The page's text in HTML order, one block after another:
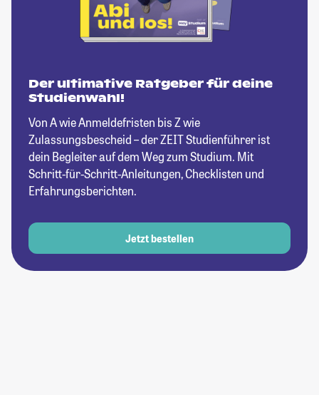
Der ultimative Ratgeber für deine
Studienwahl!
Von A wie Anmeldefristen bis Z wie
Zulassungsbescheid – der ZEIT Studienführer ist
dein Begleiter auf dem Weg zum Studium. Mit
Schritt-für-Schritt-Anleitungen, Checklisten und
Erfahrungsberichten.
Jetzt bestellen